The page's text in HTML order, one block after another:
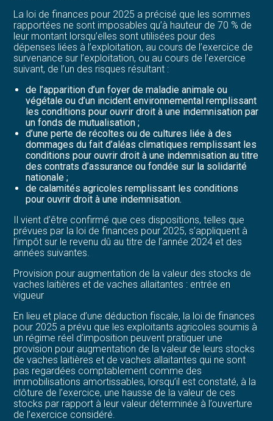
La loi de finances pour 2025 a précisé que les sommes
rapportées ne sont imposables qu’à hauteur de 70 % de
leur montant lorsqu’elles sont utilisées pour des
dépenses liées à l’exploitation, au cours de l’exercice de
survenance sur l’exploitation, ou au cours de l’exercice
suivant, de l’un des risques résultant :
de l’apparition d’un foyer de maladie animale ou
végétale ou d’un incident environnemental remplissant
les conditions pour ouvrir droit à une indemnisation par
un fonds de mutualisation ;
d’une perte de récoltes ou de cultures liée à des
dommages du fait d’aléas climatiques remplissant les
conditions pour ouvrir droit à une indemnisation au titre
des contrats d’assurance ou fondée sur la solidarité
nationale ;
de calamités agricoles remplissant les conditions
pour ouvrir droit à une indemnisation.
Il vient d’être confirmé que ces dispositions, telles que
prévues par la loi de finances pour 2025, s’appliquent à
l’impôt sur le revenu dû au titre de l’année 2024 et des
années suivantes.
Provision pour augmentation de la valeur des stocks de
vaches laitières et de vaches allaitantes : entrée en
vigueur
En lieu et place d’une déduction fiscale, la loi de finances
pour 2025 a prévu que les exploitants agricoles soumis à
un régime réel d’imposition peuvent pratiquer une
provision pour augmentation de la valeur de leurs stocks
de vaches laitières et de vaches allaitantes qui ne sont
pas regardées comptablement comme des
immobilisations amortissables, lorsqu’il est constaté, à la
clôture de l’exercice, une hausse de la valeur de ces
stocks par rapport à leur valeur déterminée à l’ouverture
de l’exercice considéré.